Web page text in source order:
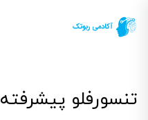
تنسورفلو پیشرفته